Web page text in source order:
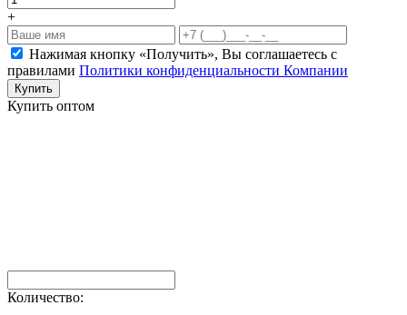
+
Нажимая кнопку «Получить», Вы соглашаетесь c
правилами Политики конфиденциальности Компании
Купить
Купить оптом
Количество: